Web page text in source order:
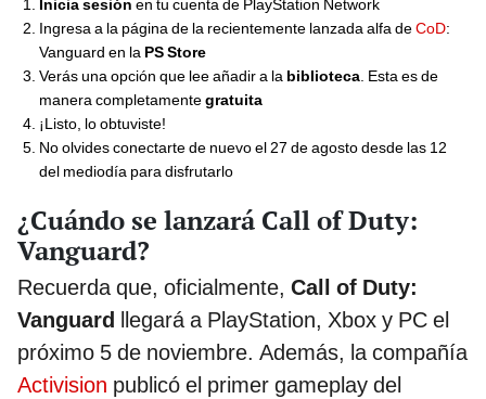
Inicia sesión en tu cuenta de PlayStation Network
Ingresa a la página de la recientemente lanzada alfa deCoD:
Vanguard en la PS Store
Verás una opción que lee añadir a la biblioteca . Esta es de
manera completamentegratuita
¡Listo, lo obtuviste!
No olvides conectarte de nuevo el 27 de agosto desde las 12
del mediodía para disfrutarlo
¿Cuándo se lanzará Call of Duty:
Vanguard?
Recuerda que, oficialmente, Call of Duty:
Vanguard llegará a PlayStation, Xbox y PC el
próximo 5 de noviembre. Además, la compañía
Activision publicó el primer gameplay del